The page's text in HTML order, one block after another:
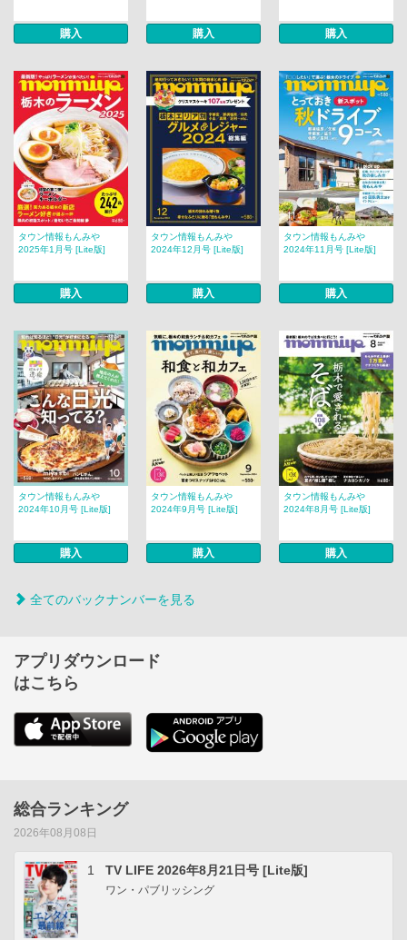
購入 購入 購入
タウン情報もんみや
2025年1月号 [Lite版]
購入
タウン情報もんみや
2024年12月号 [Lite版]
購入
タウン情報もんみや
2024年11月号 [Lite版]
購入
タウン情報もんみや
2024年10月号 [Lite版]
購入
タウン情報もんみや
2024年9月号 [Lite版]
購入
タウン情報もんみや
2024年8月号 [Lite版]
購入
全てのバックナンバーを見る
アプリダウンロード
はこちら
総合ランキング
2026年08月08日
1 TV LIFE 2026年8月21日号 [Lite版]
ワン・パブリッシング